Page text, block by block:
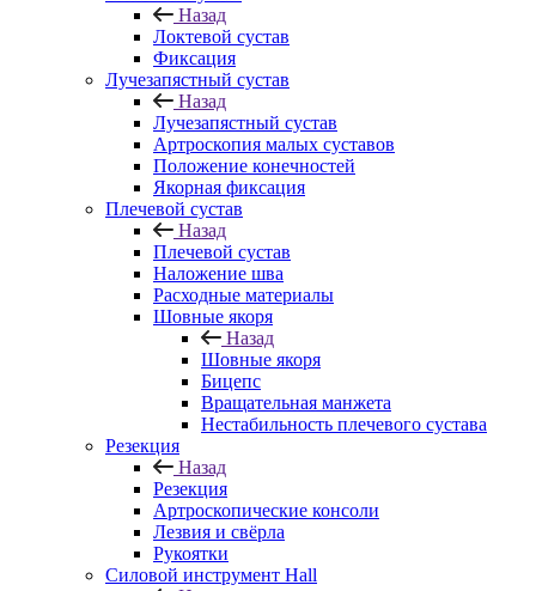
Назад
Локтевой сустав
Фиксация
Лучезапястный сустав
Назад
Лучезапястный сустав
Артроскопия малых суставов
Положение конечностей
Якорная фиксация
Плечевой сустав
Назад
Плечевой сустав
Наложение шва
Расходные материалы
Шовные якоря
Назад
Шовные якоря
Бицепс
Вращательная манжета
Нестабильность плечевого сустава
Резекция
Назад
Резекция
Артроскопические консоли
Лезвия и свёрла
Рукоятки
Силовой инструмент Hall